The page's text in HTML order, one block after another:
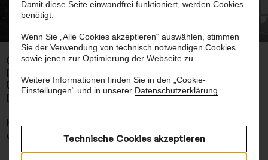
Damit diese Seite einwandfrei funktioniert, werden Cookies
benötigt.
Wenn Sie „Alle Cookies akzeptieren“ auswählen, stimmen
Sie der Verwendung von technisch notwendigen Cookies
sowie jenen zur Optimierung der Webseite zu.
Weitere Informationen finden Sie in den „Cookie-
Einstellungen“ und in unserer Datenschutzerklärung
Technische Cookies akzeptieren
Oper von Andrea Tarrodi
Libretto von Helena Röhr
Uraufführung. Ein Auftragswerk der Staatsoper
Hannover
Englisch mit deutschen Übertiteln
ca. 1 Stunde 50 Minuten, eine Pause